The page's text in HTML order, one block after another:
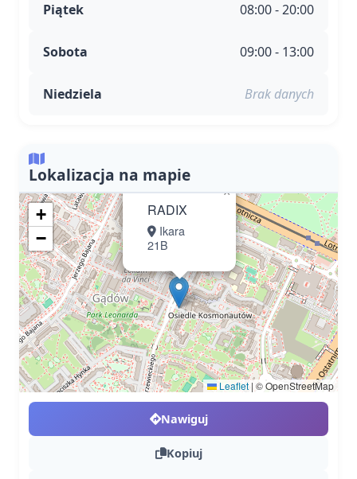
Piątek 08:00 - 20:00
Sobota 09:00 - 13:00
Niedziela Brak danych
Lokalizacja na mapie
RADIX
Ikara
21B
×
+
−
Leaflet | © OpenStreetMap
Nawiguj
Kopiuj